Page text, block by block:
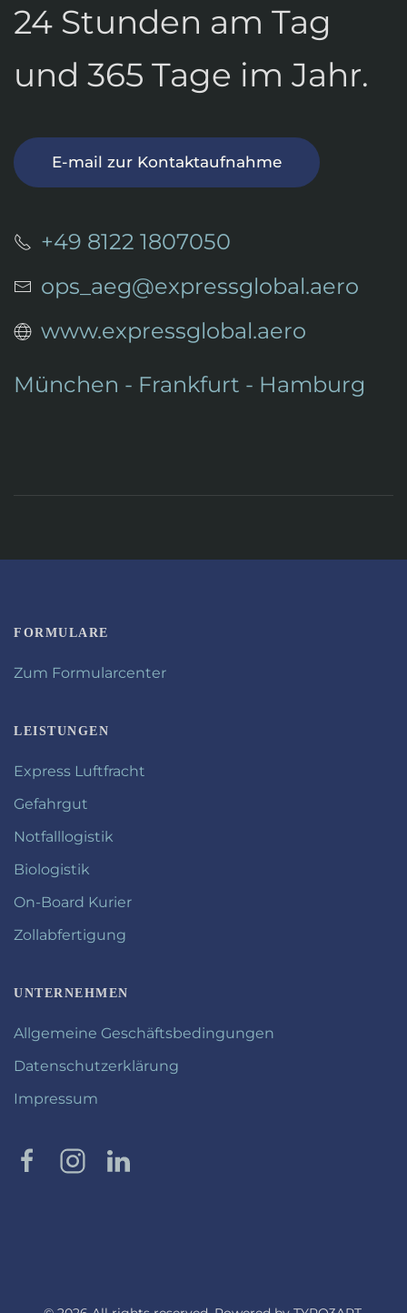
24 Stunden am Tag
und 365 Tage im Jahr.
E-mail zur Kontaktaufnahme
+49 8122 1807050
ops_aeg@expressglobal.aero
www.expressglobal.aero
München - Frankfurt - Hamburg
FORMULARE
Zum Formularcenter
LEISTUNGEN
Express Luftfracht
Gefahrgut
Notfalllogistik
Biologistik
On-Board Kurier
Zollabfertigung
UNTERNEHMEN
Allgemeine Geschäftsbedingungen
Datenschutzerklärung
Impressum